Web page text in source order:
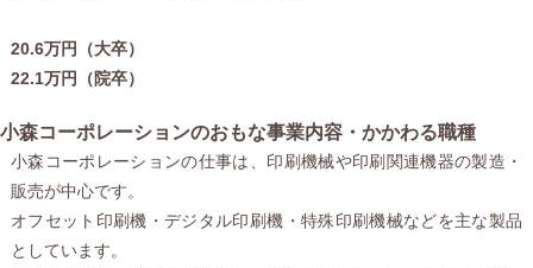
20.6万円（大卒）
22.1万円（院卒）
小森コーポレーションのおもな事業内容・かかわる職種
小森コーポレーションの仕事は、印刷機械や印刷関連機器の製造・
販売が中心です。
オフセット印刷機・デジタル印刷機・特殊印刷機械などを主な製品
としています。